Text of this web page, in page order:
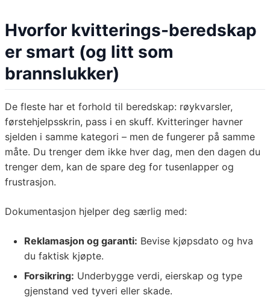
Hvorfor kvitterings-beredskap
er smart (og litt som
brannslukker)
De fleste har et forhold til beredskap: røykvarsler,
førstehjelpsskrin, pass i en skuff. Kvitteringer havner
sjelden i samme kategori – men de fungerer på samme
måte. Du trenger dem ikke hver dag, men den dagen du
trenger dem, kan de spare deg for tusenlapper og
frustrasjon.
Dokumentasjon hjelper deg særlig med:
Reklamasjon og garanti: Bevise kjøpsdato og hva
du faktisk kjøpte.
Forsikring: Underbygge verdi, eierskap og type
gjenstand ved tyveri eller skade.